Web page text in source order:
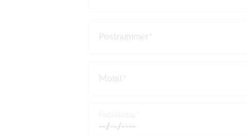
Postnummer
Mobil